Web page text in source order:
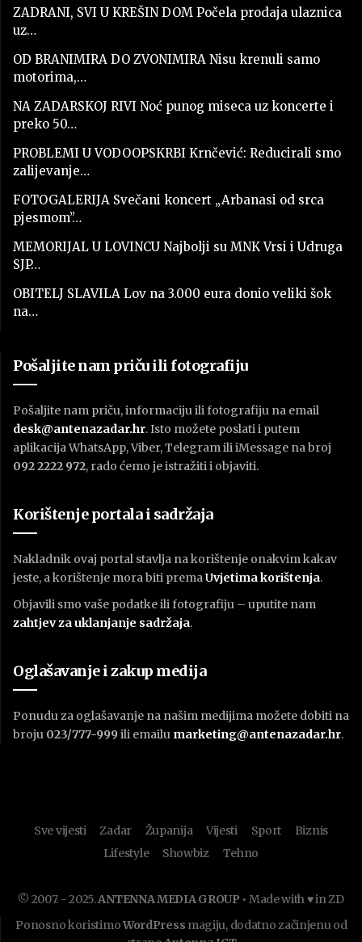
ZADRANI, SVI U KREŠIN DOM Počela prodaja ulaznica
uz…
OD BRANIMIRA DO ZVONIMIRA Nisu krenuli samo
motorima,…
NA ZADARSKOJ RIVI Noć punog miseca uz koncerte i
preko 50…
PROBLEMI U VODOOPSKRBI Krnčević: Reducirali smo
zalijevanje…
FOTOGALERIJA Svečani koncert „Arbanasi od srca
pjesmom”…
MEMORIJAL U LOVINCU Najbolji su MNK Vrsi i Udruga
SJP…
OBITELJ SLAVILA Lov na 3.000 eura donio veliki šok
na…
Pošaljite nam priču ili fotografiju
Pošaljite nam priču, informaciju ili fotografiju na email
desk@antenazadar.hr. Isto možete poslati i putem
aplikacija WhatsApp, Viber, Telegram ili iMessage na broj
092 2222 972, rado ćemo je istražiti i objaviti.
Korištenje portala i sadržaja
Nakladnik ovaj portal stavlja na korištenje onakvim kakav
jeste, a korištenje mora biti premaUvjetima korištenja.
Objavili smo vaše podatke ili fotografiju – uputite nam
zahtjev za uklanjanje sadržaja.
Oglašavanje i zakup medija
Ponudu za oglašavanje na našim medijima možete dobiti na
broju 023/777-999 ili emailu marketing@antenazadar.hr.
Sve vijesti Zadar Županija Vijesti Sport
Biznis
Lifestyle
Showbiz Tehno
© 2007. - 2025.ANTENNA MEDIA GROUP • Made with ♥ in ZD
Ponosno koristimoWordPress magiju, dodatno začinjenu od